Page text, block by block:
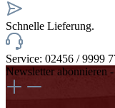
Schnelle Lieferung.
Service: 02456 / 9999
Newsletter abonnieren